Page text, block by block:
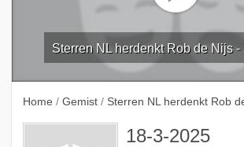
Sterren NL herdenkt Rob de Nijs -
Home / Gemist / Sterren NL herdenkt Rob
18-3-2025